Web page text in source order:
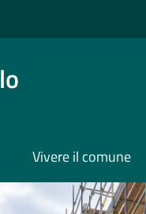
Vivere il comune